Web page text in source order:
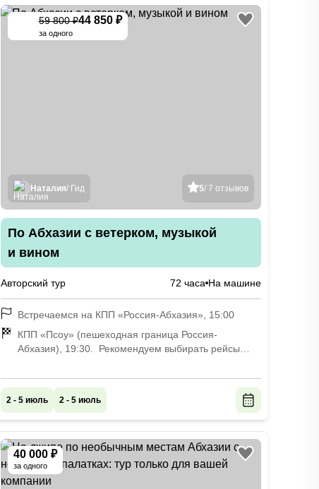
59 800 ₽44 850 ₽
за одного
5/ 7 отзывов
Наталия/ Гид
По Абхазии с ветерком, музыкой
и вином
Авторский тур 72 часа На машине
Встречаемся на КПП «Россия-Абхазия», 15:00
КПП «Псоу» (пешеходная граница Россия-
Абхазия), 19:30. Рекомендуем выбирать рейсы
с мая по ноябрь не раньше 22:00. Если вы
уезжаете поездом или на автобусе, то планируйте
выезд не раньше 20:00.
2 - 5 июль 2 - 5 июль
40 000 ₽
за одного